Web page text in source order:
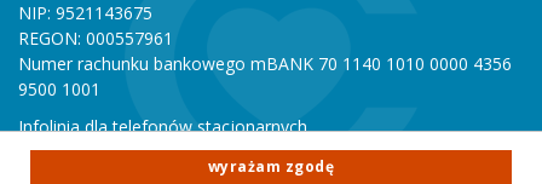
NIP: 9521143675
REGON: 000557961
Numer rachunku bankowego mBANK 70 1140 1010 0000 4356
9500 1001
Infolinia dla telefonów stacjonarnych
801 051 000
Infolinia dla telefonów komórkowych
wyrażam zgodę